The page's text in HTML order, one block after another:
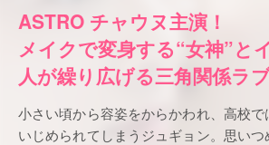
ASTRO チャウヌ主演！
メイクで変身する“女神”と
人が繰り広げる三角関係ラ
小さい頃から容姿をからかわれ、高校
いじめられてしまうジュギョン。思い